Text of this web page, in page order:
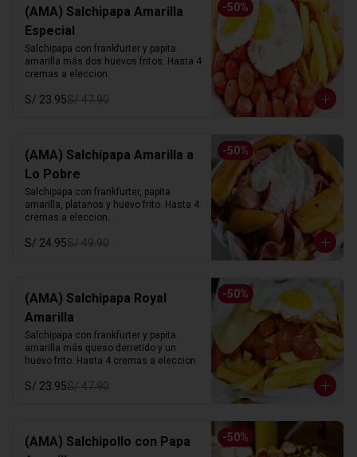
-50%
(AMA) Salchipapa Amarilla
Especial
Salchipapa con frankfurter y papita
amarilla más dos huevos fritos. Hasta 4
cremas a eleccion.
S/ 23.95S/ 47.90
-50%
(AMA) Salchipapa Amarilla a
Lo Pobre
Salchipapa con frankfurter, papita
amarilla, platanos y huevo frito. Hasta 4
cremas a eleccion.
S/ 24.95S/ 49.90
-50%
(AMA) Salchipapa Royal
Amarilla
Salchipapa con frankfurter y papita
amarilla más queso derretido y un
huevo frito. Hasta 4 cremas a eleccion.
S/ 23.95S/ 47.90
-50%
(AMA) Salchipollo con Papa